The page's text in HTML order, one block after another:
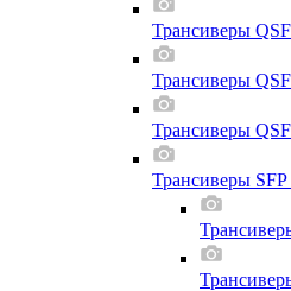
Трансиверы
Трансиверы
Трансиверы
Трансиверы